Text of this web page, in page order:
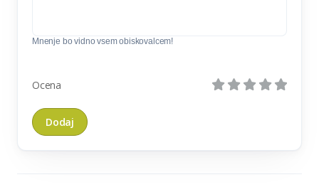
Mnenje bo vidno vsem obiskovalcem!
Ocena